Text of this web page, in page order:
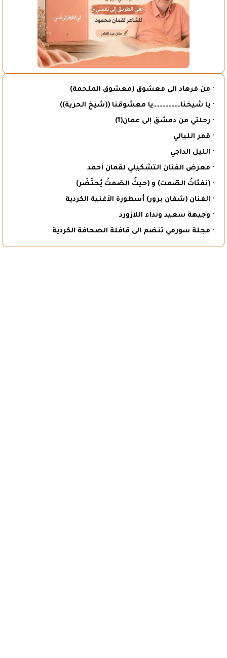
· من فرهاد الى معشوق (معشوق الملحمة)
· يا شيخنا………………يا معشوقنا ((شيخ الحرية))
· رحلتي من دمشق إلى عمان(1)
· قمر الليالي
· الليل الداجي
· معرض الفنان التشكيلي لقمان أحمد
· (نفثاتُ الصّمت) و (حيثُ الصّمتُ يُحتَضَر)
· الفنان (شفان برور) أسطورة الأغنية الكردية
· وجيهة سعيد ونداء اللازورد
· مجلة سورمي تنضم الى قافلة الصحافة الكردية